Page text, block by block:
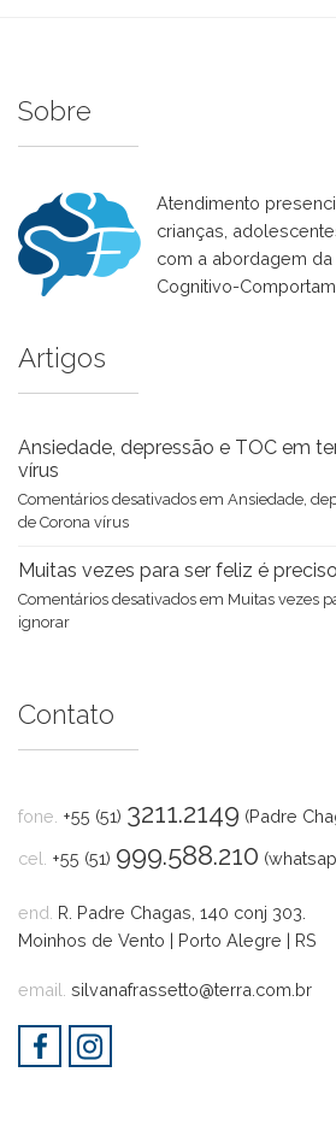
Sobre
Atendimento
crianças,
com a abordagem
Cognitivo-
Artigos
Ansiedade, depressão e TOC em
vírus
Comentários desativados em Ansiedade,
de Corona vírus
Muitas vezes para ser feliz é
Comentários desativados em Muitas vezes
ignorar
Contato
fone. +55 (51) 3211.2149 (Padre
cel. +55 (51) 999.588.210
end. R. Padre Chagas, 140 conj 303.
Moinhos de Vento | Porto Alegre | RS
email. silvanafrassetto@terra.com.br